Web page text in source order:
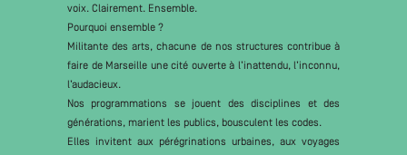
voix. Clairement. Ensemble.
Pourquoi ensemble ?
Militante des arts, chacune de nos structures contribue à
faire de Marseille une cité ouverte à l’inattendu, l’inconnu,
l’audacieux.
Nos programmations se jouent des disciplines et des
générations, marient les publics, bousculent les codes.
Elles invitent aux pérégrinations urbaines, aux voyages